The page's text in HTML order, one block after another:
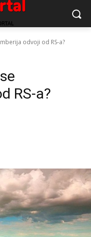
odvoji od RS-a?
RS-a?